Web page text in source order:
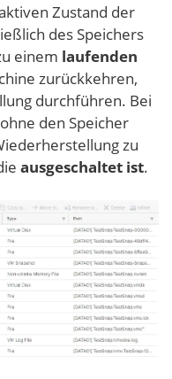
Zustand der
des Speichers
einem laufenden
zurückkehren,
durchführen. Bei
den Speicher
zu
ausgeschaltet ist.